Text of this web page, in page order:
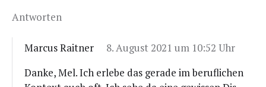
Antworten
Marcus Raitner
8. August 2021 um 10:52 Uhr
Dan­ke, Mel. Ich erle­be das gera­de im beruf­li­chen